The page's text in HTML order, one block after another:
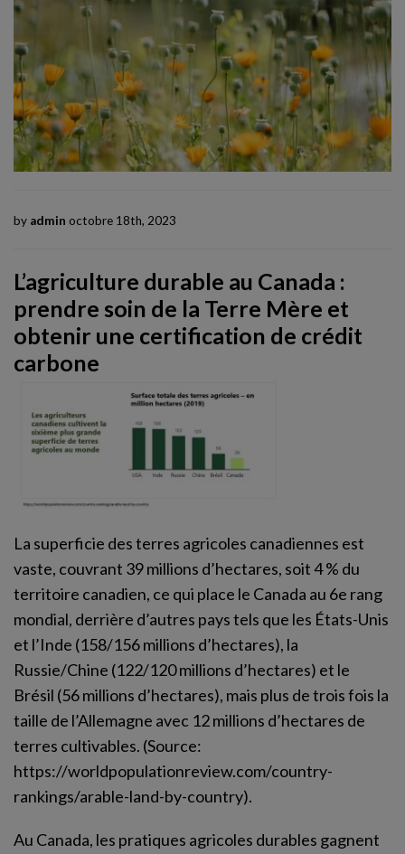
by admin octobre 18th, 2023
L’agriculture durable au Canada :
prendre soin de la Terre Mère et
obtenir une certification de crédit
carbone
La superficie des terres agricoles canadiennes est
vaste, couvrant 39 millions d’hectares, soit 4 % du
territoire canadien, ce qui place le Canada au 6e rang
mondial, derrière d’autres pays tels que les États-Unis
et l’Inde (158/156 millions d’hectares), la
Russie/Chine (122/120 millions d’hectares) et le
Brésil (56 millions d’hectares), mais plus de trois fois la
taille de l’Allemagne avec 12 millions d’hectares de
terres cultivables. (Source:
https://worldpopulationreview.com/country-
rankings/arable-land-by-country).
Au Canada, les pratiques agricoles durables gagnent